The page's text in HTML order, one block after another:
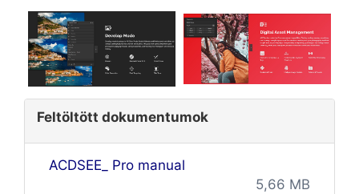
Feltöltött dokumentumok
ACDSEE_ Pro manual
5,66 MB